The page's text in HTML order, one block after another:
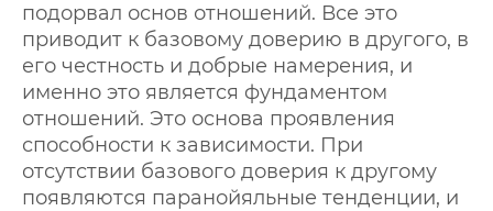
подорвал основ отношений. Все это
приводит к базовому доверию в другого, в
его честность и добрые намерения, и
именно это является фундаментом
отношений. Это основа проявления
способности к зависимости. При
отсутствии базового доверия к другому
появляются паранойяльные тенденции, и